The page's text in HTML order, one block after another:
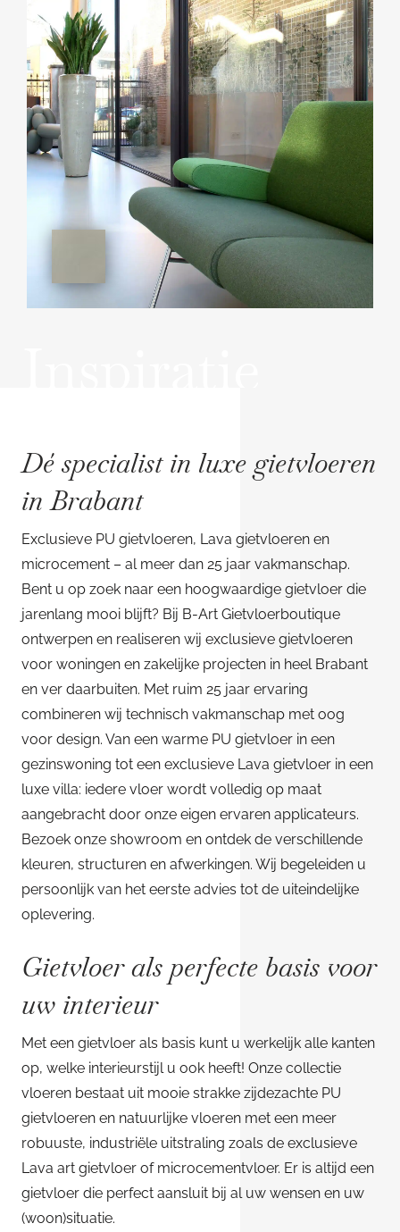
Dé specialist in luxe gietvloeren
in Brabant
Exclusieve PU gietvloeren, Lava gietvloeren en
microcement – al meer dan 25 jaar vakmanschap.
Bent u op zoek naar een hoogwaardige gietvloer die
jarenlang mooi blijft? Bij B-Art Gietvloerboutique
ontwerpen en realiseren wij exclusieve gietvloeren
voor woningen en zakelijke projecten in heel Brabant
en ver daarbuiten. Met ruim 25 jaar ervaring
combineren wij technisch vakmanschap met oog
voor design. Van een warme PU gietvloer in een
gezinswoning tot een exclusieve Lava gietvloer in een
luxe villa: iedere vloer wordt volledig op maat
aangebracht door onze eigen ervaren applicateurs.
Bezoek onze showroom en ontdek de verschillende
kleuren, structuren en afwerkingen. Wij begeleiden u
persoonlijk van het eerste advies tot de uiteindelijke
oplevering.
Gietvloer als perfecte basis voor
uw interieur
Met een gietvloer als basis kunt u werkelijk alle kanten
op, welke interieurstijl u ook heeft! Onze collectie
vloeren bestaat uit mooie strakke zijdezachte PU
gietvloeren en natuurlijke vloeren met een meer
robuuste, industriële uitstraling zoals de exclusieve
Lava art gietvloer of microcementvloer. Er is altijd een
gietvloer die perfect aansluit bij al uw wensen en uw
(woon)situatie.